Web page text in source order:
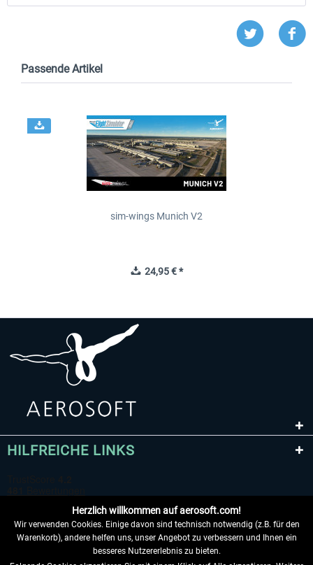
Passende Artikel
sim-wings Munich V2
24,95 € *
HILFREICHE LINKS
Herzlich willkommen auf aerosoft.com!
Wir verwenden Cookies. Einige davon sind technisch notwendig (z.B. für den
Warenkorb), andere helfen uns, unser Angebot zu verbessern und Ihnen ein
besseres Nutzererlebnis zu bieten.